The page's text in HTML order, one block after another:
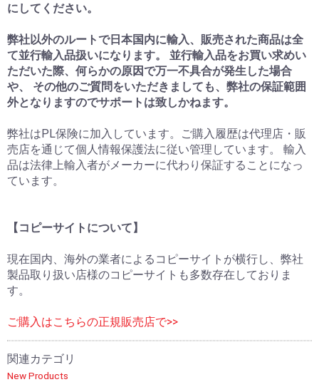
にしてください。
弊社以外のルートで日本国内に輸入、販売された商品は全
て並行輸入品扱いになります。 並行輸入品をお買い求めい
ただいた際、何らかの原因で万一不具合が発生した場合
や、 その他のご質問をいただきましても、弊社の保証範囲
外となりますのでサポートは致しかねます。
弊社はPL保険に加入しています。ご購入履歴は代理店・販
売店を通じて個人情報保護法に従い管理しています。 輸入
品は法律上輸入者がメーカーに代わり保証することになっ
ています。
【コピーサイトについて】
現在国内、海外の業者によるコピーサイトが横行し、弊社
製品取り扱い店様のコピーサイトも多数存在しておりま
す。
ご購入はこちらの正規販売店で>>
関連カテゴリ
New Products